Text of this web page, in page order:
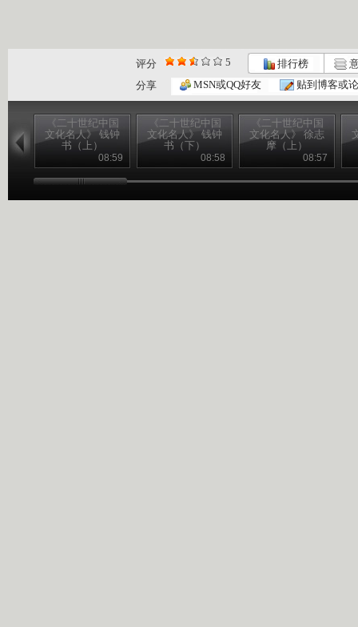
评分 5 排行榜
分享
MSN或QQ好友 贴到博客或
《二十世纪中国
文化名人》 钱钟
书（上）
08:59
《二十世纪中国
文化名人》 钱钟
书（下）
08:58
《二十世纪中国
文化名人》 徐志
摩（上）
08:57